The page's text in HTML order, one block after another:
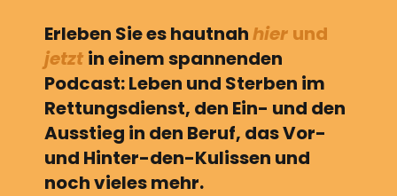
Erleben Sie es hautnahhier und
jetzt in einem spannenden
Podcast: Leben und Sterben im
Rettungsdienst, den Ein- und den
Ausstieg in den Beruf, das Vor-
und Hinter-den-Kulissen und
noch vieles mehr.